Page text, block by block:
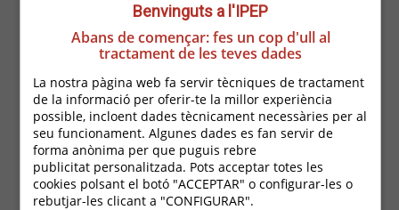
Estètica i Higiene
Formació i Ocupació
Hostaleria
Informàtica i Comunicació
Fotografia i Audiovisuals
Informàtica i Telecomunicacions
Locutoris
Serveis Gràfics
Costa Brava Comunicació i Desenvolupament
D+Font Comunicació Creativa
Benvinguts a l'IPEP
Abans de començar: fes un cop d'ull al
tractament de les teves dades
La nostra pàgina web fa servir tècniques de tractament
de la informació per oferir-te la millor experiència
possible, incloent dades tècnicament necessàries per al
seu funcionament. Algunes dades es fan servir de
forma anònima per que puguis rebre
publicitat personalitzada. Pots acceptar totes les
cookies polsant el botó "ACCEPTAR" o configurar-les o
rebutjar-les clicant a "CONFIGURAR".